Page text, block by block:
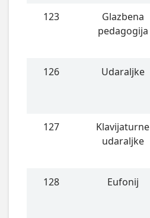
123
Glazbena
pedagogija
126 Udaraljke
127
Klavijaturne
udaraljke
128 Eufonij